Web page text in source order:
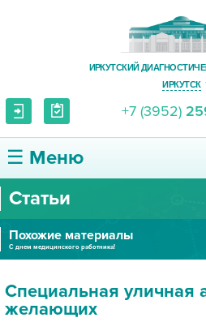
ИРКУТСКИЙ
ИРКУТСК
+7 (3952)
☰ Меню
О ЦЕНТРЕ
УСЛУГИ И ЦЕНЫ
Статьи
Похожие материалы
С днем медицинского работника!
Специальная уличная
желающих